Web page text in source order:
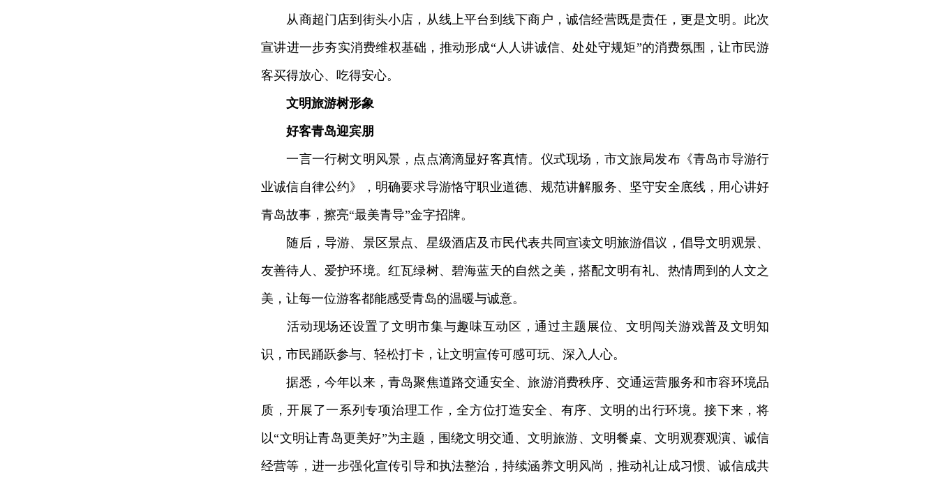
从商超门店到街头小店，从线上平台到线下商户，诚信经营既是责任，更是文明。此次
宣讲进一步夯实消费维权基础，推动形成“人人讲诚信、处处守规矩”的消费氛围，让市民游
客买得放心、吃得安心。
文明旅游树形象
好客青岛迎宾朋
一言一行树文明风景，点点滴滴显好客真情。仪式现场，市文旅局发布《青岛市导游行
业诚信自律公约》，明确要求导游恪守职业道德、规范讲解服务、坚守安全底线，用心讲好
青岛故事，擦亮“最美青导”金字招牌。
随后，导游、景区景点、星级酒店及市民代表共同宣读文明旅游倡议，倡导文明观景、
友善待人、爱护环境。红瓦绿树、碧海蓝天的自然之美，搭配文明有礼、热情周到的人文之
美，让每一位游客都能感受青岛的温暖与诚意。
活动现场还设置了文明市集与趣味互动区，通过主题展位、文明闯关游戏普及文明知
识，市民踊跃参与、轻松打卡，让文明宣传可感可玩、深入人心。
据悉，今年以来，青岛聚焦道路交通安全、旅游消费秩序、交通运营服务和市容环境品
质，开展了一系列专项治理工作，全方位打造安全、有序、文明的出行环境。接下来，将
以“文明让青岛更美好”为主题，围绕文明交通、文明旅游、文明餐桌、文明观赛观演、诚信
经营等，进一步强化宣传引导和执法整治，持续涵养文明风尚，推动礼让成习惯、诚信成共